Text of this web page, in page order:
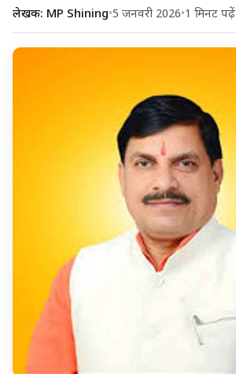
लेखक: MP Shining•5 जनवरी 2026•1 मिनट पढ़ें